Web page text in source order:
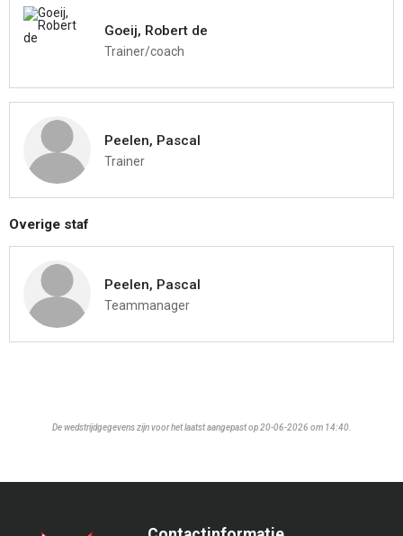
Goeij, Robert de
Trainer/coach
Peelen, Pascal
Trainer
Overige staf
Peelen, Pascal
Teammanager
De wedstrijdgegevens zijn voor het laatst aangepast op 20-06-2026 om 14:40.